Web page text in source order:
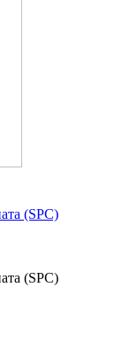
(SPC)
(SPC)